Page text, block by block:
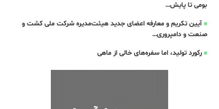
بومی تا پایش…
آیین تکریم و معارفه اعضای جدید هیئت‌مدیره شرکت ملی کشت و
صنعت و دامپروری…
رکورد تولید، اما سفره‌های خالی از ماهی